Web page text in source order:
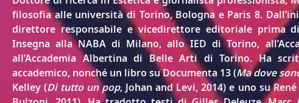
filosofia alle università di Torino, Bologna e Paris 8.
direttore responsabile e vicedirettore editoriale prima di
Insegna alla NABA di Milano, allo IED di Torino,
all’Accademia Albertina di Belle Arti di Torino. Ha
accademico, nonché un libro su Documenta 13 (Ma dove
Kelley (Di tutto un pop, Johan and Levi, 2014) e uno su